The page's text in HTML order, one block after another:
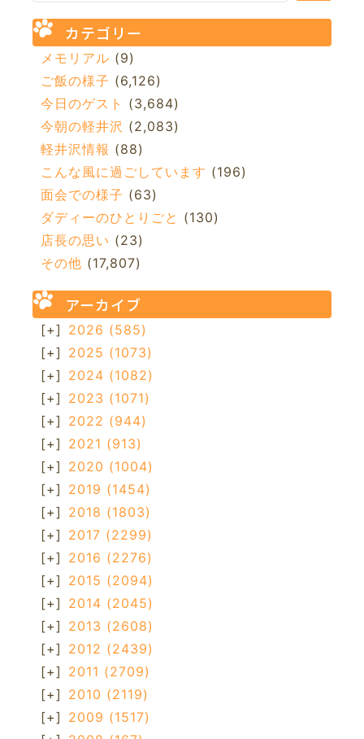
カテゴリー
メモリアル (9)
ご飯の様子 (6,126)
今日のゲスト (3,684)
今朝の軽井沢 (2,083)
軽井沢情報 (88)
こんな風に過ごしています (196)
面会での様子 (63)
ダディーのひとりごと (130)
店長の思い (23)
その他 (17,807)
アーカイブ
[+] 2026 (585)
[+] 2025 (1073)
[+] 2024 (1082)
[+] 2023 (1071)
[+] 2022 (944)
[+] 2021 (913)
[+] 2020 (1004)
[+] 2019 (1454)
[+] 2018 (1803)
[+] 2017 (2299)
[+] 2016 (2276)
[+] 2015 (2094)
[+] 2014 (2045)
[+] 2013 (2608)
[+] 2012 (2439)
[+] 2011 (2709)
[+] 2010 (2119)
[+] 2009 (1517)